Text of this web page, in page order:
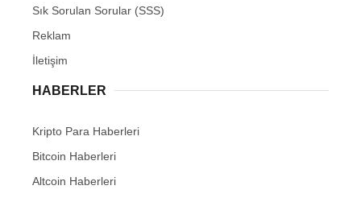
Sık Sorulan Sorular (SSS)
Reklam
İletişim
HABERLER
Kripto Para Haberleri
Bitcoin Haberleri
Altcoin Haberleri